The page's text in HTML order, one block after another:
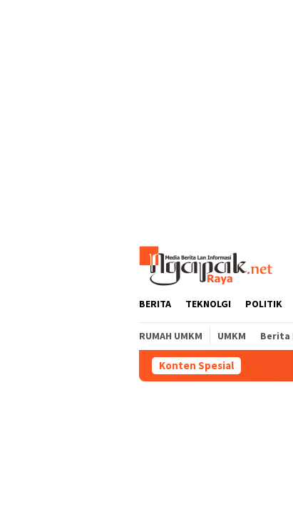
BERITA TEKNOLGI POLITIK
RUMAH UMKM UMKM Berita
Konten Spesial